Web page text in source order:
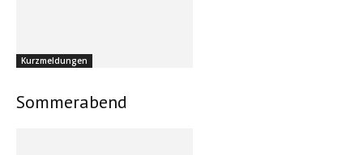
Kurzmeldungen
Sommerabend